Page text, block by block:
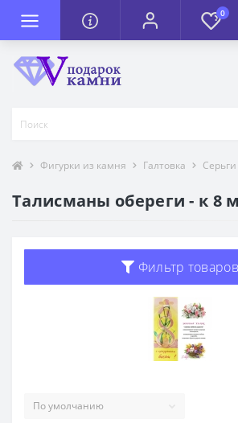
0
Фигурки из камня Галтовка Серьги
Талисманы обереги - к 8
Фильтр товаров